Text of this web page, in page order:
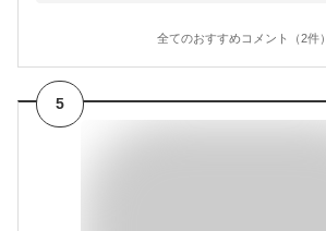
全てのおすすめコメント（2件）
5